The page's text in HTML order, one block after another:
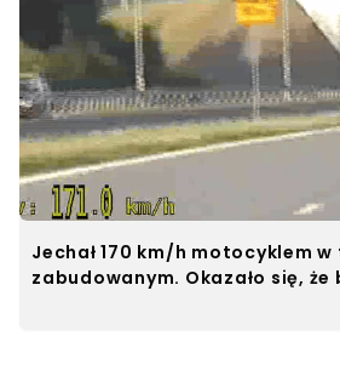
Jechał 170 km/h motocyklem w
zabudowanym. Okazało się, że